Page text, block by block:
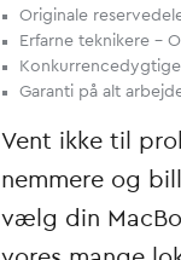
Originale
Erfarne teknikere –
Garanti på alt
Vent ikke til
nemmere og
vælg din